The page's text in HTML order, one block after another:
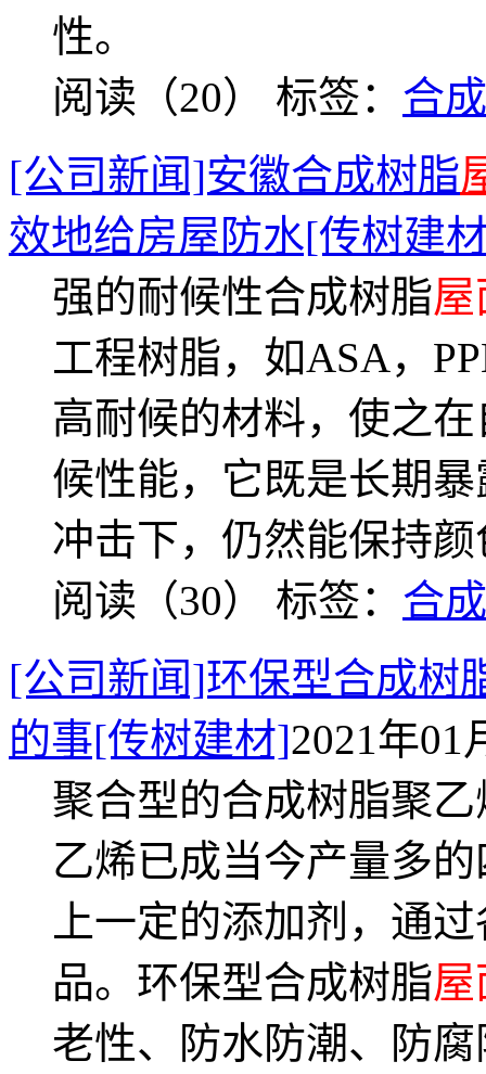
性。
阅读（20） 标签： 合
[公司新闻]安徽合成树脂
效地给房屋防水[传树建
强的耐候性合成树脂
工程树脂，如ASA，
高耐候的材料，使之
候性能，它既是长期
冲击下，仍然能保持
阅读（30） 标签： 合
[公司新闻]环保型合成树
的事[传树建材]2021年01
聚合型的合成树脂聚
乙烯已成当今产量多
上一定的添加剂，通
品。环保型合成树脂
老性、防水防潮、防